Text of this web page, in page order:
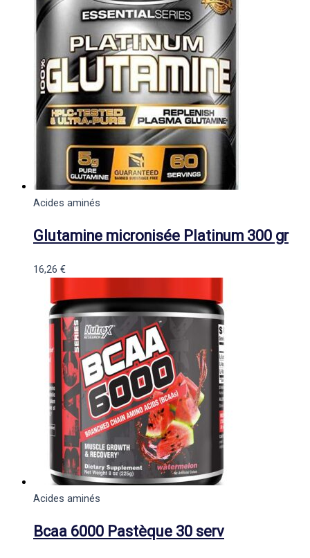
Acides aminés
Glutamine micronisée Platinum 300 gr
16,26 €
Acides aminés
Bcaa 6000 Pastèque 30 serv